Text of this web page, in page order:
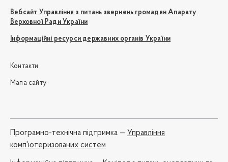
Вебсайт Управління з питань звернень громадян Апарату
Верховної Ради України
Інформаційні ресурси державних органів України
Контакти
Мапа сайту
Програмно-технічна підтримка — Управління
комп'ютеризованих систем